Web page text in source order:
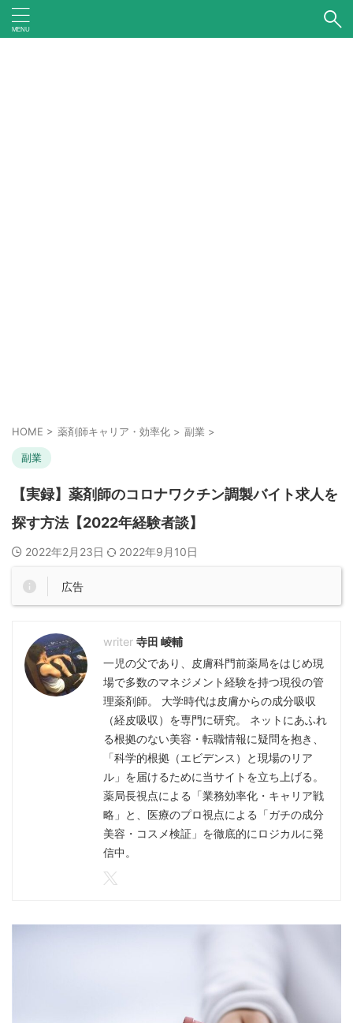
HOME > 薬剤師キャリア・効率化 > 副業 >
副業
【実録】薬剤師のコロナワクチン調製バイト求人を
探す方法【2022年経験者談】
2022年2月23日 2022年9月10日
広告
寺田 崚輔
一児の父であり、皮膚科門前薬局をはじめ現
場で多数のマネジメント経験を持つ現役の管
理薬剤師。 大学時代は皮膚からの成分吸収
（経皮吸収）を専門に研究。 ネットにあふれ
る根拠のない美容・転職情報に疑問を抱き、
「科学的根拠（エビデンス）と現場のリア
ル」を届けるために当サイトを立ち上げる。
薬局長視点による「業務効率化・キャリア戦
略」と、医療のプロ視点による「ガチの成分
美容・コスメ検証」を徹底的にロジカルに発
信中。